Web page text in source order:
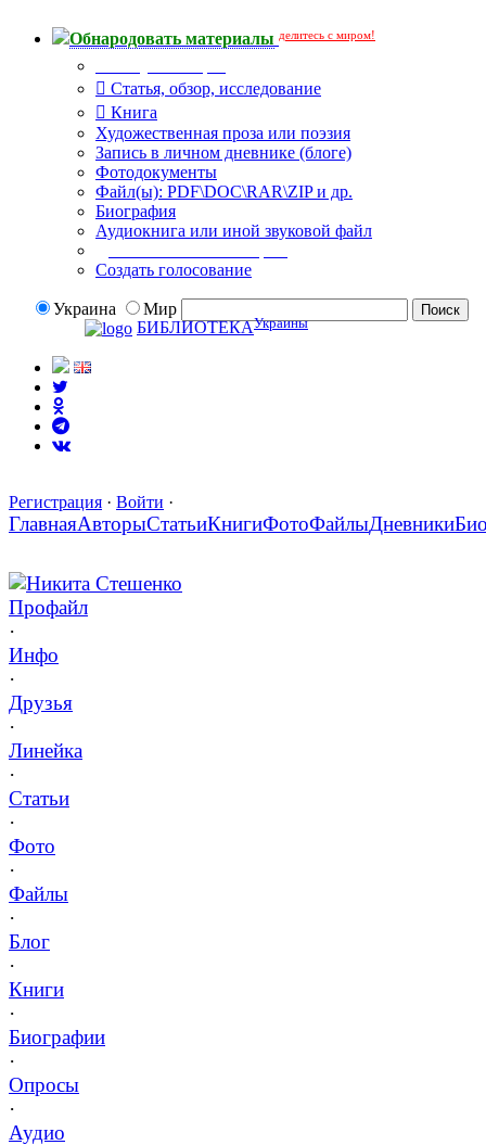
Обнародовать материалы делитесь с миром!
Статья, обзор, исследование
Книга
Художественная проза или поэзия
Запись в личном дневнике (блоге)
Фотодокументы
Файл(ы): PDF\DOC\RAR\ZIP и др.
Биография
Аудиокнига или иной звуковой файл
Создать голосование
Украина
Мир
БИБЛИОТЕКАУкраины
Регистрация · Войти ·
ГлавнаяАвторыСтатьиКнигиФотоФайлыДневники
Никита Стешенко
Профайл
·
Инфо
·
Друзья
·
Линейка
·
Статьи
·
Фото
·
Файлы
·
Блог
·
Книги
·
Биографии
·
Опросы
·
Аудио